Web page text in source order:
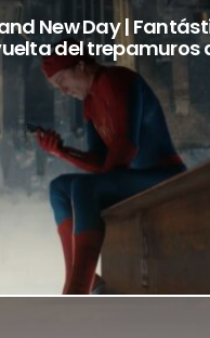
New Day |
del trepamuros